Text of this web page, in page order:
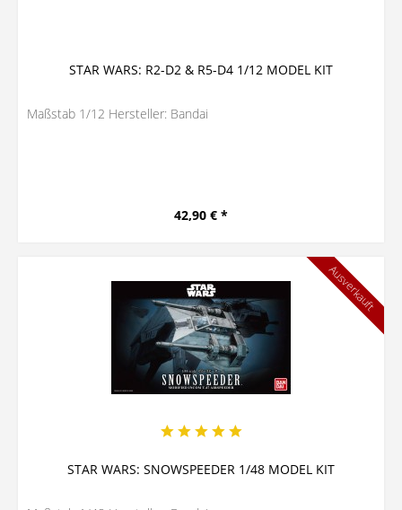
STAR WARS: R2-D2 & R5-D4 1/12 MODEL KIT
Maßstab 1/12 Hersteller: Bandai
42,90 € *
STAR WARS: SNOWSPEEDER 1/48 MODEL KIT
Ausverkauft